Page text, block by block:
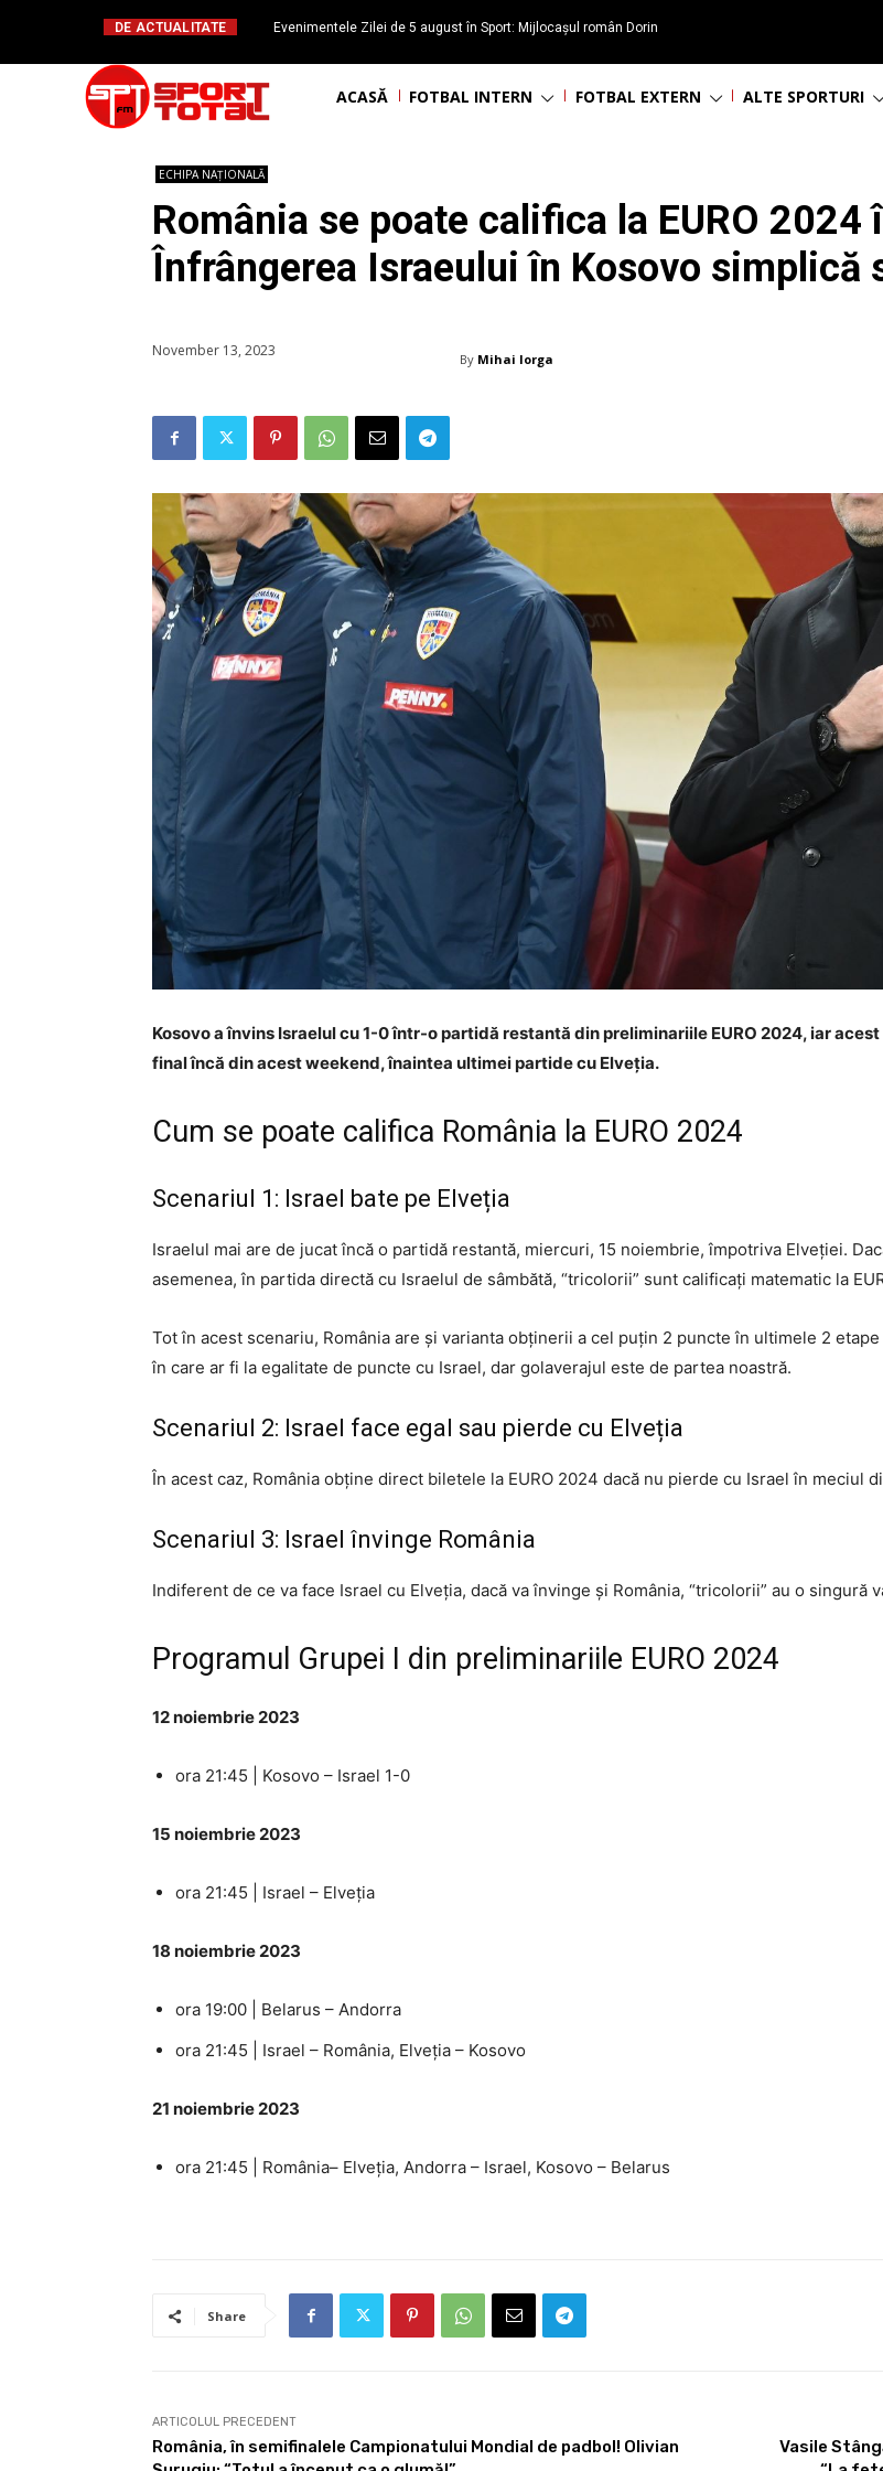
DE ACTUALITATE
Evenimentele Zilei de 5 august în Sport: Mijlocașul român Dorin
ACASĂ FOTBAL INTERN FOTBAL EXTERN ALTE SPORTURI
ECHIPA NAȚIONALĂ
România se poate califica la EURO
Înfrângerea Israeului în Kosovo
November 13, 2023 By Mihai Iorga
Kosovo a învins Israelul cu 1-0 într-o partidă restantă din preliminariile EURO 2024, iar
final încă din acest weekend, înaintea ultimei partide cu Elveția.
Cum se poate califica România la EURO 2024
Scenariul 1: Israel bate pe Elveția
Israelul mai are de jucat încă o partidă restantă, miercuri, 15 noiembrie, împotriva Elveției.
asemenea, în partida directă cu Israelul de sâmbătă, “tricolorii” sunt calificați matematic la
Tot în acest scenariu, România are și varianta obținerii a cel puțin 2 puncte în ultimele 2
în care ar fi la egalitate de puncte cu Israel, dar golaverajul este de partea noastră.
Scenariul 2: Israel face egal sau pierde cu Elveția
În acest caz, România obține direct biletele la EURO 2024 dacă nu pierde cu Israel în meciul
Scenariul 3: Israel învinge România
Indiferent de ce va face Israel cu Elveția, dacă va învinge și România, “tricolorii” au o singură
Programul Grupei I din preliminariile EURO 2024
12 noiembrie 2023
ora 21:45 | Kosovo – Israel 1-0
15 noiembrie 2023
ora 21:45 | Israel – Elveția
18 noiembrie 2023
ora 19:00 | Belarus – Andorra
ora 21:45 | Israel – România, Elveția – Kosovo
21 noiembrie 2023
ora 21:45 | România– Elveția, Andorra – Israel, Kosovo – Belarus
Share
ARTICOLUL PRECEDENT
România, în semifinalele Campionatului Mondial de padbol! Olivian
Vasile